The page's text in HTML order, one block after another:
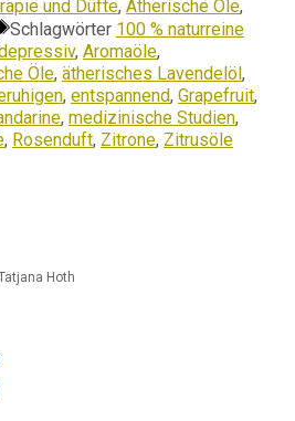
und Düfte, Ätherische Öle,
Schlagwörter 100 % naturreine
, Aromaöle,
Öle, ätherisches Lavendelöl ,
, entspannend, Grapefruit,
, medizinische Studien,
, Rosenduft, Zitrone, Zitrusöle
Hoth